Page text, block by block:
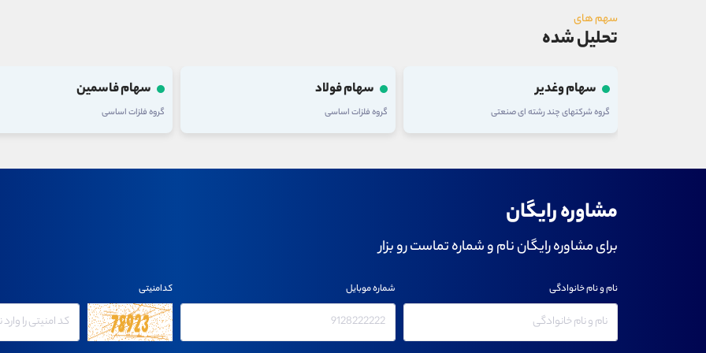
سهم های
تحلیل شده
سهام وغدیر
گروه شرکتهای چند رشته ای صنعتی
سهام فولاد
گروه فلزات اساسی
سهام فاسمین
گروه فلزات اساسی
مشاوره رایگان
برای مشاوره رایگان نام و شماره تماست رو بزار
نام و نام خانوادگی شماره موبایل کدامنیتی